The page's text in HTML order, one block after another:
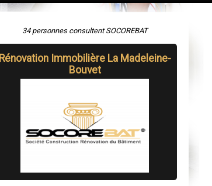
34 personnes consultent SOCOREBAT
Rénovation Immobilière La Madeleine-
Bouvet